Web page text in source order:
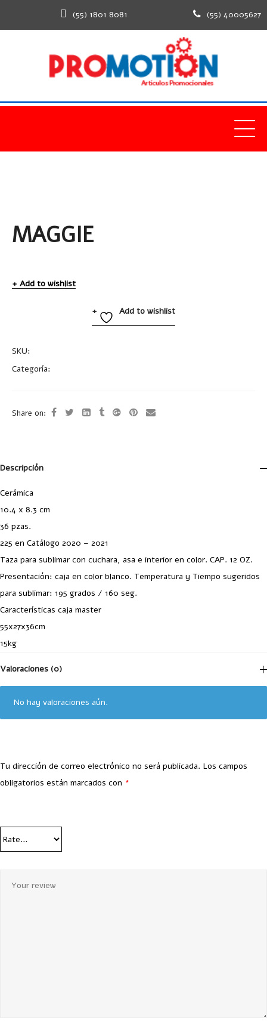
(55) 1801 8081 (55) 40005627
MAGGIE
Add to wishlist
Add to wishlist
SKU:
Categoría:
Share on:
Descripción
Cerámica
10.4 x 8.3 cm
36 pzas.
225 en Catálogo 2020 – 2021
Taza para sublimar con cuchara, asa e interior en color. CAP. 12 OZ.
Presentación: caja en color blanco. Temperatura y Tiempo sugeridos
para sublimar: 195 grados / 160 seg.
Características caja master
55x27x36cm
15kg
Valoraciones (0)
No hay valoraciones aún.
Tu dirección de correo electrónico no será publicada. Los campos
obligatorios están marcados con *